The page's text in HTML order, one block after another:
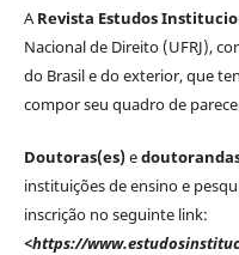
ARevista Estudos
Nacional de Direito (UFRJ),
do Brasil e do exterior, que
compor seu quadro de
Doutoras(es)e
instituições de ensino e
inscrição no seguinte link:
<https://